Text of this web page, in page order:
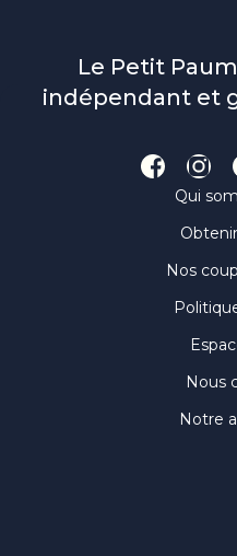
Le Petit
indépendant et
Qui
Nos
Nous
Notre